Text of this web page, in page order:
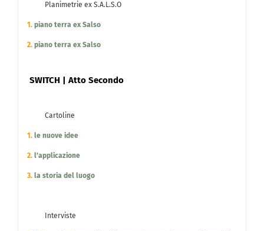
Planimetrie ex S.A.L.S.O
1. piano terra ex Salso
2. piano terra ex Salso
SWITCH | Atto Secondo
Cartoline
1. le nuove idee
2. l’applicazione
3. la storia del luogo
Interviste